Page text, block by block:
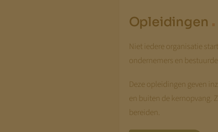
Opleidingen .
Niet iedere organisatie
ondernemers en
Deze opleidingen geven
en buiten de kernopvang.
bereiden.